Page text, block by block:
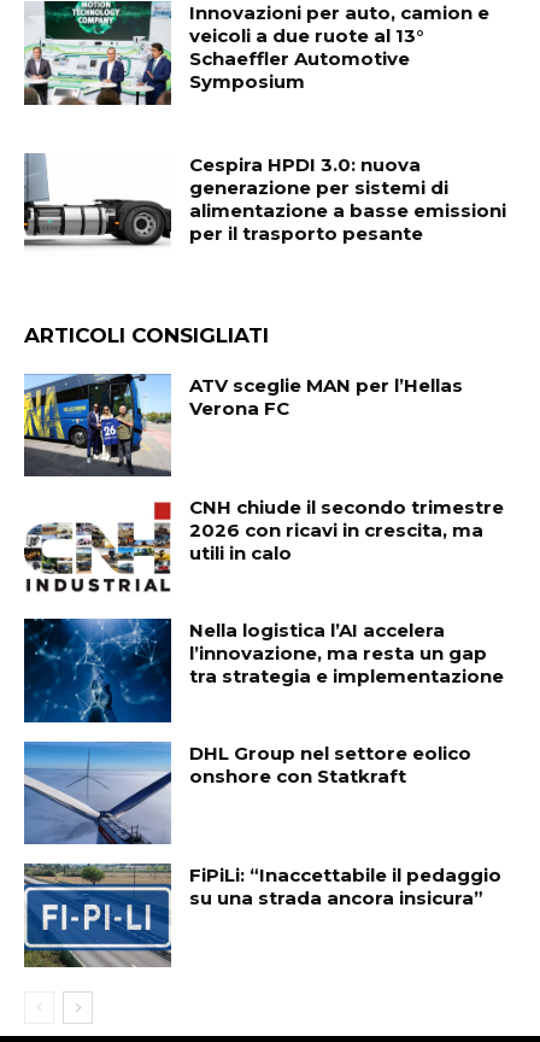
Innovazioni per auto, camion e
veicoli a due ruote al 13°
Schaeffler Automotive
Symposium
Cespira HPDI 3.0: nuova
generazione per sistemi di
alimentazione a basse emissioni
per il trasporto pesante
ARTICOLI CONSIGLIATI
ATV sceglie MAN per l’Hellas
Verona FC
CNH chiude il secondo trimestre
2026 con ricavi in crescita, ma
utili in calo
Nella logistica l’AI accelera
l’innovazione, ma resta un gap
tra strategia e implementazione
DHL Group nel settore eolico
onshore con Statkraft
FiPiLi: “Inaccettabile il pedaggio
su una strada ancora insicura”